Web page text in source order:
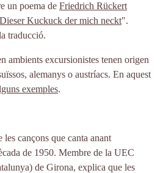
un poema de Friedrich Rückert
Dieser Kuckuck der mich neckt".
traducció.
ambients excursionistes tenen origen
alemanys o austríacs. En aquest
exemples.
cançons que canta anant
de 1950. Membre de la UEC
de Girona, explica que les